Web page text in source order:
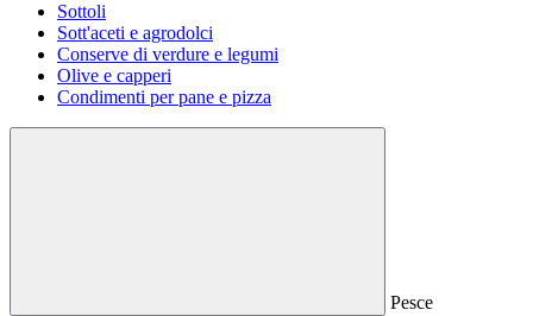
Sottoli
Sott'aceti e agrodolci
Conserve di verdure e legumi
Olive e capperi
Condimenti per pane e pizza
Pesce